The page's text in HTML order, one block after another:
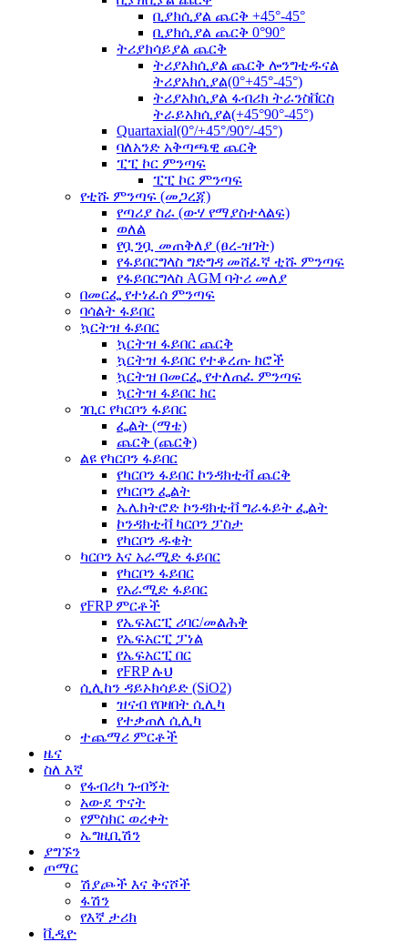
ቢያክሲያል ጨርቅ +45°-45°
ቢያክሲያል ጨርቅ 0°90°
ትሪያክሳይያል ጨርቅ
ትሪያአክሲያል ጨርቅ ሎንግቲዱናል
ትሪያአክሲያል(0°+45°-45°)
ትሪያአክሲያል ፋብሪክ ትራንስቨርስ
ትራይአክሲያል(+45°90°-45°)
Quartaxial(0°/+45°/90°/-45°)
ባለአንድ አቅጣጫዊ ጨርቅ
ፒፒ ኮር ምንጣፍ
ፒፒ ኮር ምንጣፍ
የቲሹ ምንጣፍ (መጋረጃ)
የጣሪያ ስራ (ውሃ የማያስተላልፍ)
ወለል
የቧንቧ መጠቅለያ (ፀረ-ዝገት)
የፋይበርግላስ ግድግዳ መሸፈኛ ቲሹ ምንጣፍ
የፋይበርግላስ AGM ባትሪ መለያ
በመርፌ የተነፈሰ ምንጣፍ
ባሳልት ፋይበር
ኳርትዝ ፋይበር
ኳርትዝ ፋይበር ጨርቅ
ኳርትዝ ፋይበር የተቆረጡ ክሮች
ኳርትዝ በመርፌ የተለጠፈ ምንጣፍ
ኳርትዝ ፋይበር ክር
ገቢር የካርቦን ፋይበር
ፌልት (ማቴ)
ጨርቅ (ጨርቅ)
ልዩ የካርቦን ፋይበር
የካርቦን ፋይበር ኮንዳክቲቭ ጨርቅ
የካርቦን ፌልት
ኤሌክትሮድ ኮንዳክቲቭ ግራፋይት ፌልት
ኮንዳክቲቭ ካርቦን ፓስታ
የካርቦን ዱቄት
ካርቦን እና አራሚድ ፋይበር
የካርቦን ፋይበር
የአራሚድ ፋይበር
የFRP ምርቶች
የኤፍአርፒ ሪባር/መልሕቅ
የኤፍአርፒ ፓነል
የኤፍአርፒ በር
የFRP ሉህ
ሲሊከን ዳይኦክሳይድ (SiO2)
ዝናብ የበዛበት ሲሊካ
የተቃጠለ ሲሊካ
ተጨማሪ ምርቶች
ዜና
ስለ እኛ
የፋብሪካ ጉብኝት
አውደ ጥናት
የምስክር ወረቀት
ኤግዚቢሽን
ያግኙን
ጦማር
ሽያጮች እና ቅናሾች
ፋሽን
የእኛ ታሪክ
ቪዲዮ